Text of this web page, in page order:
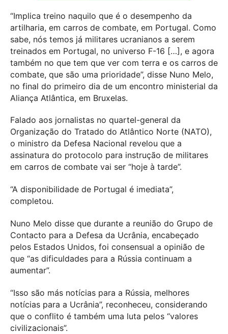
“Implica treino naquilo que é o desempenho da
artilharia, em carros de combate, em Portugal. Como
sabe, nós temos já militares ucranianos a serem
treinados em Portugal, no universo F-16 […], e agora
também no que tem que ver com terra e os carros de
combate, que são uma prioridade”, disse Nuno Melo,
no final do primeiro dia de um encontro ministerial da
Aliança Atlântica, em Bruxelas.
Falado aos jornalistas no quartel-general da
Organização do Tratado do Atlântico Norte (NATO),
o ministro da Defesa Nacional revelou que a
assinatura do protocolo para instrução de militares
em carros de combate vai ser “hoje à tarde”.
“A disponibilidade de Portugal é imediata”,
completou.
Nuno Melo disse que durante a reunião do Grupo de
Contacto para a Defesa da Ucrânia, encabeçado
pelos Estados Unidos, foi consensual a opinião de
que “as dificuldades para a Rússia continuam a
aumentar”.
“Isso são más notícias para a Rússia, melhores
notícias para a Ucrânia”, reconheceu, considerando
que o conflito é também uma luta pelos “valores
civilizacionais”.